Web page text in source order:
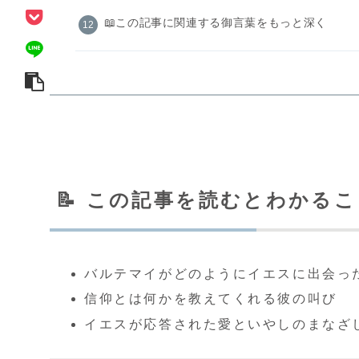
📖この記事に関連する御言葉をもっと深く
📝 この記事を読むとわかるこ
バルテマイがどのようにイエスに出会っ
信仰とは何かを教えてくれる彼の叫び
イエスが応答された愛といやしのまなざ